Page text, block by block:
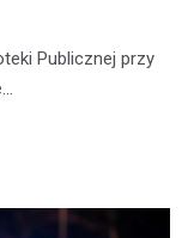
Publicznej przy